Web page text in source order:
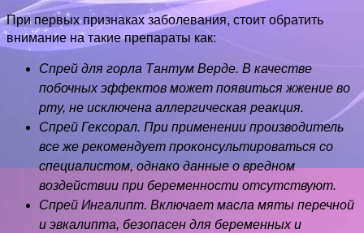
При первых признаках заболевания, стоит обратить
внимание на такие препараты как:
Спрей для горла Тантум Верде. В качестве
побочных эффектов может появиться жжение во
рту, не исключена аллергическая реакция.
Спрей Гексорал. При применении производитель
все же рекомендует проконсультироваться со
специалистом, однако данные о вредном
воздействии при беременности отсутствуют.
Спрей Ингалипт. Включает масла мяты перечной
и эвкалипта, безопасен для беременных и